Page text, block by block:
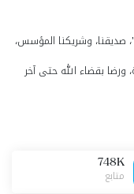
صديقنا، وشريكنا المؤسس،
ورضا بقضاء الله حتى آخر
748K
متابع